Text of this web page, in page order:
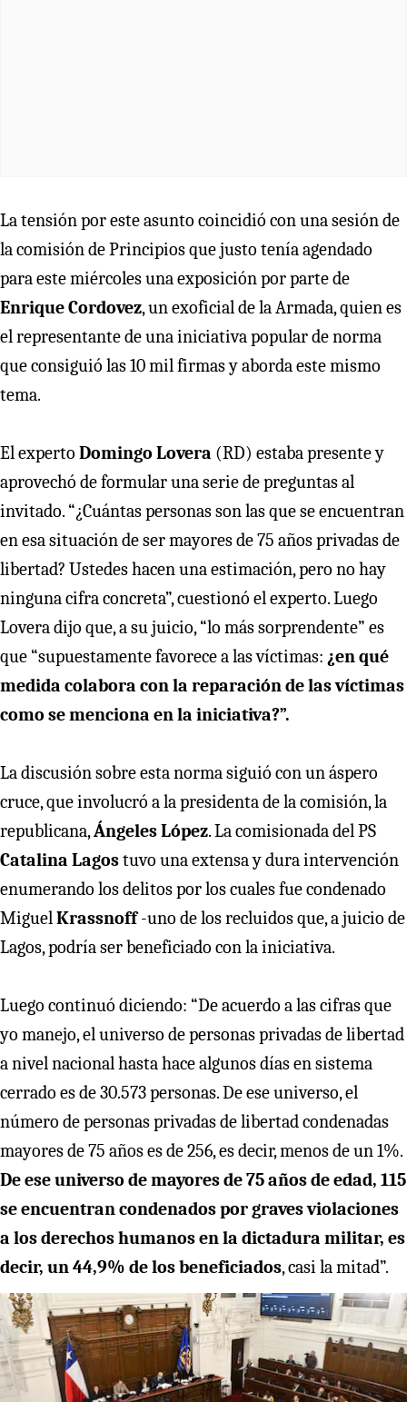
La tensión por este asunto coincidió con una sesión de
la comisión de Principios que justo tenía agendado
para este miércoles una exposición por parte de
Enrique Cordovez, un exoficial de la Armada, quien es
el representante de una iniciativa popular de norma
que consiguió las 10 mil firmas y aborda este mismo
tema.
El experto Domingo Lovera (RD) estaba presente y
aprovechó de formular una serie de preguntas al
invitado. “¿Cuántas personas son las que se encuentran
en esa situación de ser mayores de 75 años privadas de
libertad? Ustedes hacen una estimación, pero no hay
ninguna cifra concreta”, cuestionó el experto. Luego
Lovera dijo que, a su juicio, “lo más sorprendente” es
que “supuestamente favorece a las víctimas: ¿en qué
medida colabora con la reparación de las víctimas
como se menciona en la iniciativa?”.
La discusión sobre esta norma siguió con un áspero
cruce, que involucró a la presidenta de la comisión, la
republicana,Ángeles López. La comisionada del PS
Catalina Lagostuvo una extensa y dura intervención
enumerando los delitos por los cuales fue condenado
MiguelKrassnoff-uno de los recluidos que, a juicio de
Lagos, podría ser beneficiado con la iniciativa.
Luego continuó diciendo: “De acuerdo a las cifras que
yo manejo, el universo de personas privadas de libertad
a nivel nacional hasta hace algunos días en sistema
cerrado es de 30.573 personas. De ese universo, el
número de personas privadas de libertad condenadas
mayores de 75 años es de 256, es decir, menos de un 1%.
De ese universo de mayores de 75 años de edad, 115
se encuentran condenados por graves violaciones
a los derechos humanos en la dictadura militar, es
decir, un 44,9% de los beneficiados, casi la mitad”.